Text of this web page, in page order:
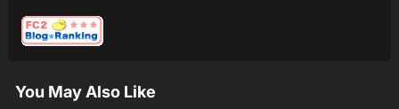
You May Also Like